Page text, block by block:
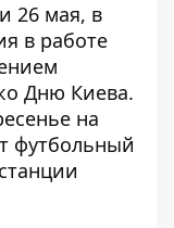
26 мая, в
в работе
Дню Киева.
на
футбольный